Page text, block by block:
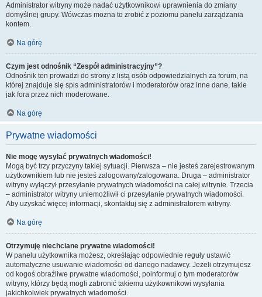
Administrator witryny może nadać użytkownikowi uprawnienia do zmiany
domyślnej grupy. Wówczas można to zrobić z poziomu panelu zarządzania
kontem.
Na górę
Czym jest odnośnik “Zespół administracyjny”?
Odnośnik ten prowadzi do strony z listą osób odpowiedzialnych za forum, na
której znajduje się spis administratorów i moderatorów oraz inne dane, takie
jak fora przez nich moderowane.
Na górę
Prywatne wiadomości
Nie mogę wysyłać prywatnych wiadomości!
Mogą być trzy przyczyny takiej sytuacji. Pierwsza – nie jesteś zarejestrowanym
użytkownikiem lub nie jesteś zalogowany/zalogowana. Druga – administrator
witryny wyłączył przesyłanie prywatnych wiadomości na całej witrynie. Trzecia
– administrator witryny uniemożliwił ci przesyłanie prywatnych wiadomości.
Aby uzyskać więcej informacji, skontaktuj się z administratorem witryny.
Na górę
Otrzymuję niechciane prywatne wiadomości!
W panelu użytkownika możesz, określając odpowiednie reguły ustawić
automatyczne usuwanie wiadomości od danego nadawcy. Jeżeli otrzymujesz
od kogoś obraźliwe prywatne wiadomości, poinformuj o tym moderatorów
witryny, którzy będą mogli zabronić takiemu użytkownikowi wysyłania
jakichkolwiek prywatnych wiadomości.